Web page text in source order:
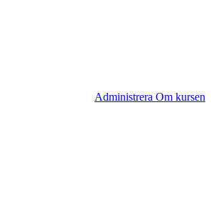
Administrera Om kursen